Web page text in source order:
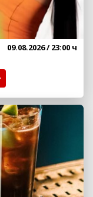
09.08.2026/ 23:00 ч